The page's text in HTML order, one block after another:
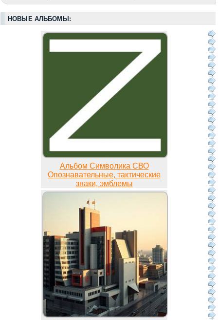
НОВЫЕ АЛЬБОМЫ:
Альбом Символика СВО
Опознавательные, тактические
знаки, эмблемы